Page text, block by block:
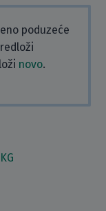
poduzeće
novo.